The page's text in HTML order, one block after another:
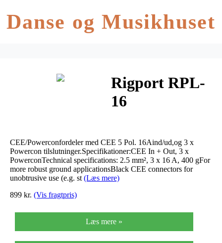
Danse og Musikhuset
Rigport RPL-
16
CEE/Powerconfordeler med CEE 5 Pol. 16Aind/ud,og 3 x
Powercon tilslutninger.Specifikationer:CEE In + Out, 3 x
PowerconTechnical specifications: 2.5 mm², 3 x 16 A, 400 gFor
more robust ground applicationsBlack CEE connectors for
unobtrusive use (e.g. st (Læs mere)
899 kr. (Vis fragtpris)
Læs mere »